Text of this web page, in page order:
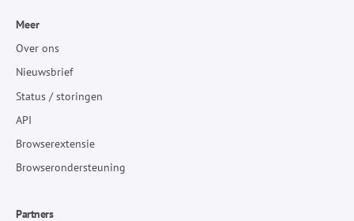
Meer
Over ons
Nieuwsbrief
Status / storingen
API
Browserextensie
Browserondersteuning
Partners